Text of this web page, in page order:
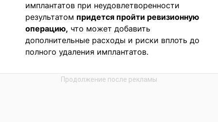
имплантатов при неудовлетворенности
результатом придется пройти ревизионную
операцию, что может добавить
дополнительные расходы и риски вплоть до
полного удаления имплантатов.